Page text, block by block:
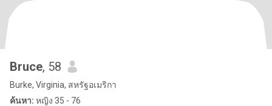
Bruce, 58
Burke, Virginia, สหรัฐอเมริกา
ค้นหา: หญิง 35 - 76